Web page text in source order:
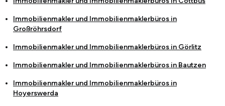
Immobilienmakler und Immobilienmaklerbüros in
Großröhrsdorf
Immobilienmakler und Immobilienmaklerbüros in Görlitz
Immobilienmakler und Immobilienmaklerbüros in Bautzen
Immobilienmakler und Immobilienmaklerbüros in
Hoyerswerda